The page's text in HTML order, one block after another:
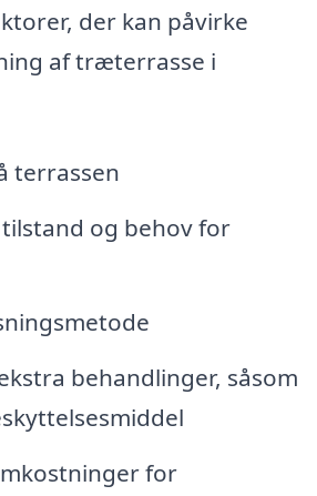
der kan påvirke
af træterrasse i
terrassen
og behov for
behandlinger, såsom
for